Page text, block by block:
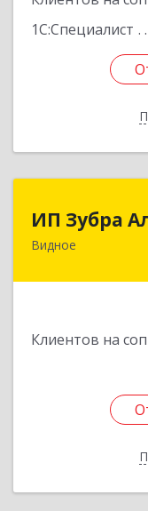
1С:Специалист
ИП Зубра
Видное
Клиентов на
ИП